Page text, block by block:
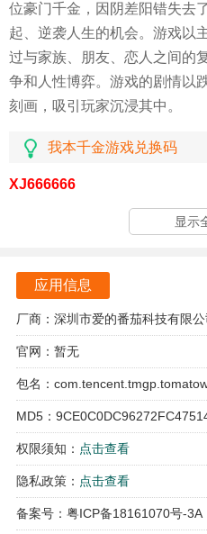
位豪门千金，因阴差阳错失去
起、逆袭人生的机会。游戏以
过与家族、朋友、恋人之间的
争和人性博弈。游戏的剧情以
刻画，吸引玩家沉浸其中。
我本千金游戏兑换码
XJ666666
key7777
key8888
ky9999
快来看直播
我本千金游戏亮点
这部作品将丰富多彩的元素巧
的风格，给人留下深刻的印象。
显示
应用信息
厂商：深圳市爱的番茄科技有限公
官网：暂无
包名：
MD5：
权限须知： 点击查看
隐私政策： 点击查看
备案号：粤ICP备18161070号-3A